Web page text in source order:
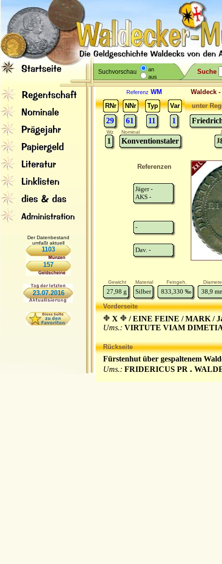
Suchvorschau
an
aus
Suche
Der Datenbestand
umfaßt aktuell
1103
157
23.07.2016
Referenz WM
RNr
NNr Typ Var
29 61 11 1
unter
Wz Nominal
1 Konventionstaler
Referenzen
Jäger -
AKS -
-
Dav. -
Gewicht Material Feingeh.
27,98 g Silber 833,330 ‰ 38,9
Vorderseite
X
/ EINE FEINE / MARK /
Ums.: VIRTUTE VIAM
Rückseite
Fürstenhut über gespaltenem
Ums.: FRIDERICUS PR .